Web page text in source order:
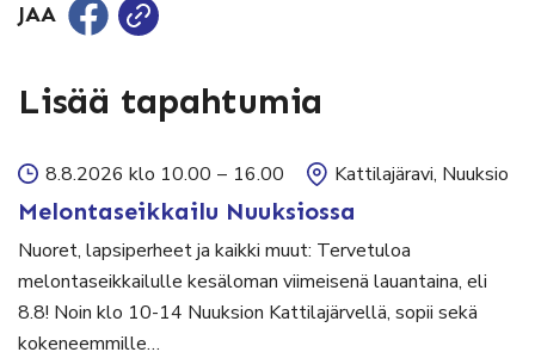
JAA
Lisää tapahtumia
8.8.2026 klo 10.00 – 16.00 Kattilajäravi, Nuuksio
Melontaseikkailu Nuuksiossa
Nuoret, lapsiperheet ja kaikki muut: Tervetuloa
melontaseikkailulle kesäloman viimeisenä lauantaina, eli
8.8! Noin klo 10-14 Nuuksion Kattilajärvellä, sopii sekä
kokeneemmille…